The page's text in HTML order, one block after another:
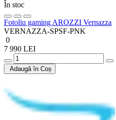
În stoc
Fotoliu gaming AROZZI Vernazza
VERNAZZA-SPSF-PNK
0
7 990 LEI
Adaugă în Coș